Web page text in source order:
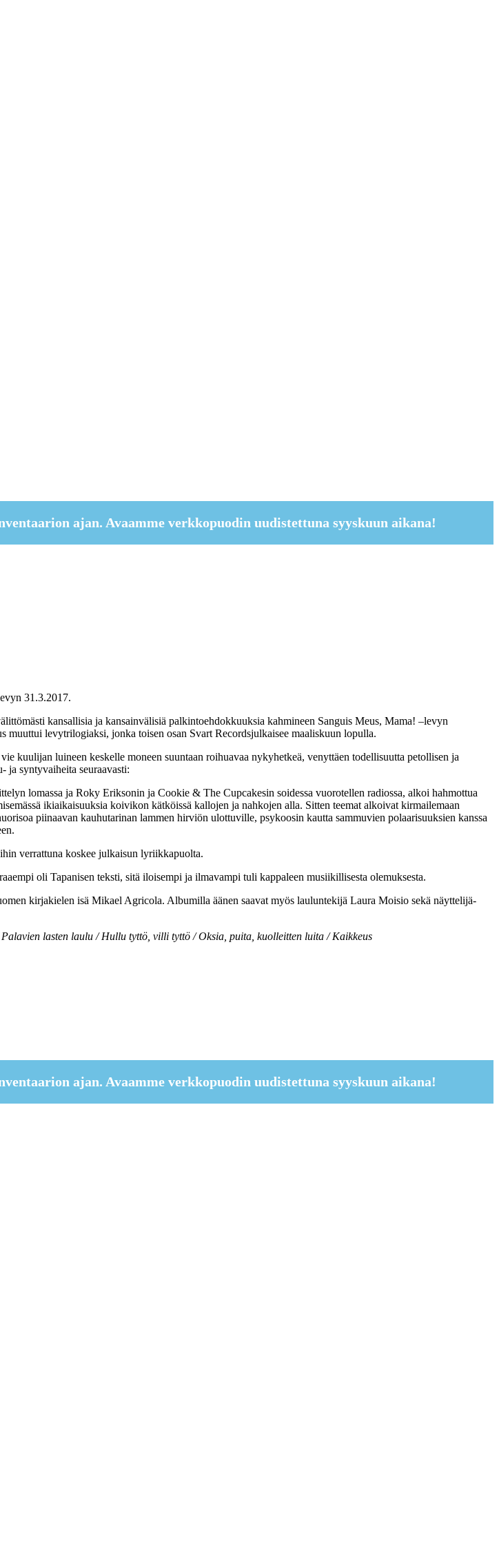
ajan. Avaamme verkkopuodin uudistettuna syyskuun aikana!
31.3.2017.
kansallisia ja kansainvälisiä palkintoehdokkuuksia kahmineen Sanguis Meus, Mama! –levyn
levytrilogiaksi, jonka toisen osan Svart Recordsjulkaisee maaliskuun lopulla.
kuulijan luineen keskelle moneen suuntaan roihuavaa nykyhetkeä, venyttäen todellisuutta petollisen ja
syntyvaiheita seuraavasti:
lomassa ja Roky Eriksonin ja Cookie & The Cupcakesin soidessa vuorotellen radiossa, alkoi hahmottua
ikiaikaisuuksia koivikon kätköissä kallojen ja nahkojen alla. Sitten teemat alkoivat kirmailemaan
piinaavan kauhutarinan lammen hirviön ulottuville, psykoosin kautta sammuvien polaarisuuksien kanssa
verrattuna koskee julkaisun lyriikkapuolta.
oli Tapanisen teksti, sitä iloisempi ja ilmavampi tuli kappaleen musiikillisesta olemuksesta.
kirjakielen isä Mikael Agricola. Albumilla äänen saavat myös lauluntekijä Laura Moisio sekä näyttelijä-
lasten laulu / Hullu tyttö, villi tyttö / Oksia, puita, kuolleitten luita / Kaikkeus
ajan. Avaamme verkkopuodin uudistettuna syyskuun aikana!